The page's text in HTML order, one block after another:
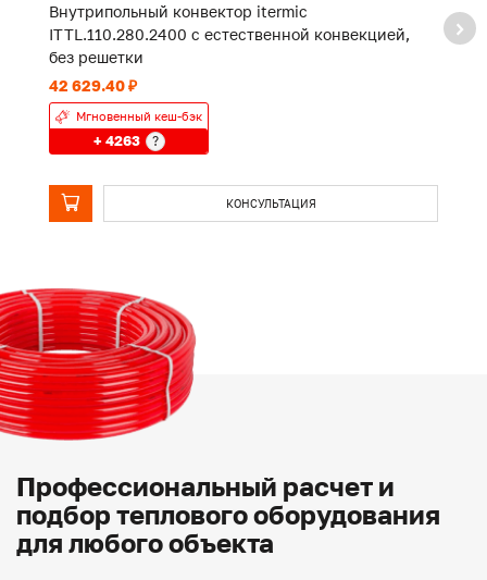
Внутрипольный конвектор itermic
ITTL.110.280.2400 с естественной конвекцией,
без решетки
42 629.40 ₽
Мгновенный кеш-бэк
+ 4263 ?
КОНСУЛЬТАЦИЯ
Профессиональный расчет и
подбор теплового оборудования
для любого объекта